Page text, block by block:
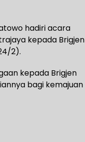
hadiri acara
kepada Brigjen
2).
kepada Brigjen
bagi kemajuan